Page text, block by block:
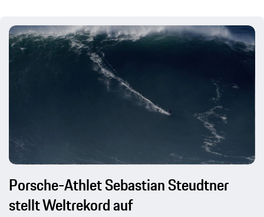
Porsche-Athlet Sebastian Steudtner
stellt Weltrekord auf